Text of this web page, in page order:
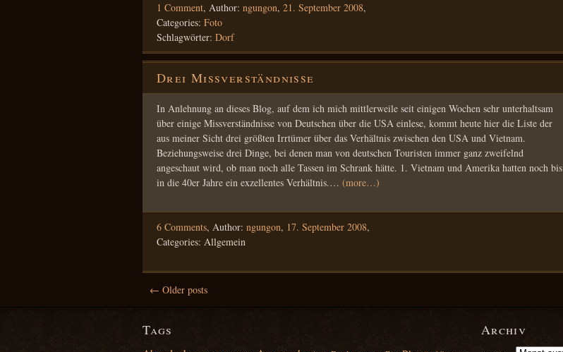
1 Comment, Author: ngungon, 21. September 2008,
Categories: Foto
Schlagwörter: Dorf
Drei Missverständnisse
In Anlehnung an dieses Blog, auf dem ich mich mittlerweile seit einigen Wochen sehr unterhaltsam
über einige Missverständnisse von Deutschen über die USA einlese, kommt heute hier die Liste der
aus meiner Sicht drei größten Irrtümer über das Verhältnis zwischen den USA und Vietnam.
Beziehungsweise drei Dinge, bei denen man von deutschen Touristen immer ganz zweifelnd
angeschaut wird, ob man noch alle Tassen im Schrank hätte. 1. Vietnam und Amerika hatten noch bis
in die 40er Jahre ein exzellentes Verhältnis.… (more…)
6 Comments, Author: ngungon, 17. September 2008,
Categories: Allgemein
← Older posts
Tags Archiv